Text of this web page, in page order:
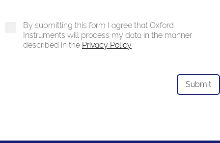
By submitting this form I agree that Oxford
Instruments will process my data in the manner
described in the Privacy Policy